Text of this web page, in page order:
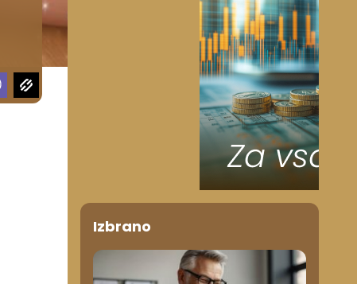
Izbrano